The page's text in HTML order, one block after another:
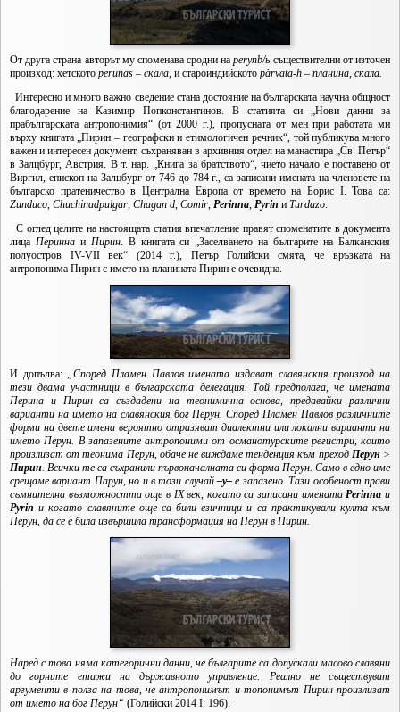
От друга страна авторът му споменава сродни наperyпb/ь съществителни от източен
произход: хетското perunas – скала, и староиндийското pàrvata-h – планина, скала.
Интересно и много важно сведение стана достояние на българската научна общност
благодарение на Казимир Попконстантинов. В статията си „Нови данни за
прабългарската антропонимия“ (от 2000 г.), пропусната от мен при работата ми
върху книгата „Пирин – географски и етимологичен речник“, той публикува много
важен и интересен документ, съхраняван в архивния отдел на манастира „Св. Петър“
в Залцбург, Австрия. В т. нар. „Книга за братството“, чието начало е поставено от
Виргил, епископ на Залцбург от 746 до 784 г., са записани имената на членовете на
българско пратеничество в Централна Европа от времето на Борис I. Това са:
Zunduco, Chuchinadpulgar, Chagan d, Comir, Perinna, Pyrin и Turdazo.
С оглед целите на настоящата статия впечатление правят споменатите в документа
лица Периннаи Пирин. В книгата си „Заселването на българите на Балканския
полуостров IV-VII век“ (2014 г.), Петър Голийски смята, че връзката на
антропонима Пирин с името на планината Пирин е очевидна.
И допълва: „Според Пламен Павлов имената издават славянския произход на
тези двама участници в българската делегация. Той предполага, че имената
Перина и Пирин са създадени на теонимична основа, предавайки различни
варианти на името на славянския бог Перун. Според Пламен Павлов различните
форми на двете имена вероятно отразяват диалектни или локални варианти на
името Перун. В запазените антропоними от османотурските регистри, които
произлизат от теонима Перун, обаче не виждаме тенденция към преход Перун>
Пирин. Всички те са съхранили първоначалната си форма Перун. Само в едно име
срещаме вариант Парун, но и в този случай–у– е запазено. Тази особеност прави
съмнителна възможността още в IX век, когато са записани именатаPerinna и
Pyrin и когато славяните още са били езичници и са практикували култа към
Перун, да се е била извършила трансформация на Перун в Пирин.
Наред с това няма категорични данни, че българите са допускали масово славяни
до горните етажи на държавното управление. Реално не съществуват
аргументи в полза на това, че антропонимът и топонимът Пирин произлизат
от името на бог Перун“ (Голийски 2014 I: 196).